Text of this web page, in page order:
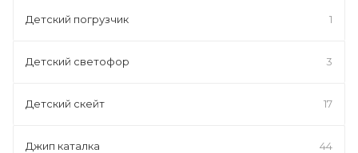
Детский погрузчик 1
Детский светофор 3
Детский скейт 17
Джип каталка 44